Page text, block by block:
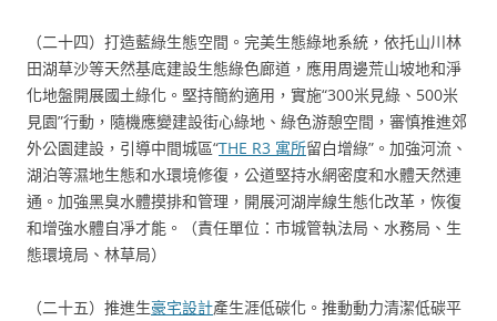
（二十四）打造藍綠生態空間。完美生態綠地系統，依托山川林
田湖草沙等天然基底建設生態綠色廊道，應用周邊荒山坡地和淨
化地盤開展國土綠化。堅持簡約適用，實施“300米見綠、500米
見園”行動，隨機應變建設街心綠地、綠色游憩空間，審慎推進郊
外公園建設，引導中間城區“THE R3 寓所留白增綠”。加強河流、
湖泊等濕地生態和水環境修復，公道堅持水網密度和水體天然連
通。加強黑臭水體摸排和管理，開展河湖岸線生態化改革，恢復
和增強水體自凈才能。（責任單位：市城管執法局、水務局、生
態環境局、林草局）
（二十五）推進生豪宅設計產生涯低碳化。推動動力清潔低碳平